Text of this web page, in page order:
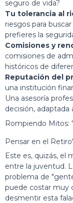
seguro de vida?
Tu tolerancia al
riesgos para
prefieres la
Comisiones y
comisiones de
históricos de
Reputación del
una institución
Una asesoría
decisión,
Rompiendo Mitos:
Pensar en el
Este es, quizás, el
entre la juventud.
problema de
puede costar muy
desmentir esta